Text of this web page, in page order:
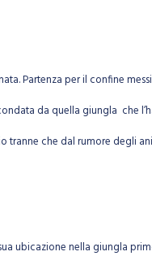
Partenza per il confine
da quella giungla che
che dal rumore degli
ubicazione nella giungla